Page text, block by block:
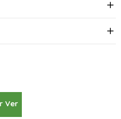
Ver